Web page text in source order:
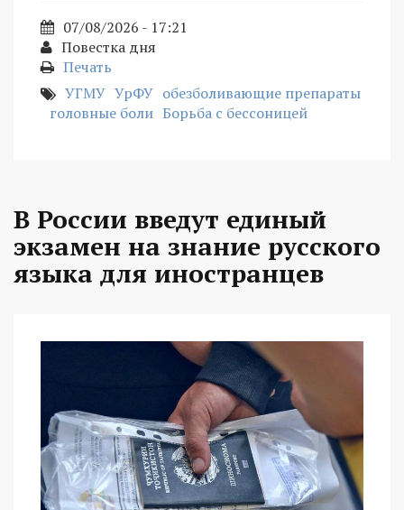
07/08/2026 - 17:21
Повестка дня
Печать
УГМУ УрФУ обезболивающие препараты
головные боли Борьба с бессоницей
В России введут единый
экзамен на знание русского
языка для иностранцев